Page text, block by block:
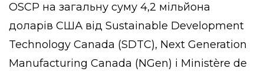
OSCP на загальну суму 4,2 мільйона
доларів США від Sustainable Development
Technology Canada (SDTC), Next Generation
Manufacturing Canada (NGen) і Ministère de